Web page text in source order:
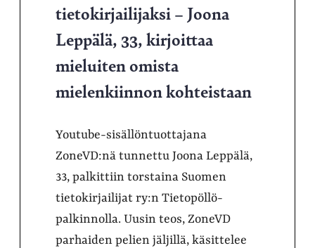
tietokirjailijaksi – Joona
Leppälä, 33, kirjoittaa
mieluiten omista
mielenkiinnon kohteistaan
Youtube-sisällöntuottajana
ZoneVD:nä tunnettu Joona Leppälä,
33, palkittiin torstaina Suomen
tietokirjailijat ry:n Tietopöllö-
palkinnolla. Uusin teos, ZoneVD
parhaiden pelien jäljillä, käsittelee